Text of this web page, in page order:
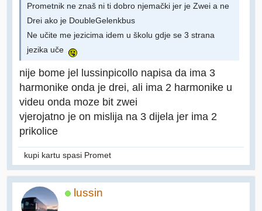
Prometnik ne znaš ni ti dobro njemački jer je Zwei a ne
Drei ako je DoubleGelenkbus
Ne učite me jezicima idem u školu gdje se 3 strana
jezika uče
nije bome jel lussinpicollo napisa da ima 3
harmonike onda je drei, ali ima 2 harmonike u
videu onda moze bit zwei
vjerojatno je on mislija na 3 dijela jer ima 2
prikolice
kupi kartu spasi Promet
lussin